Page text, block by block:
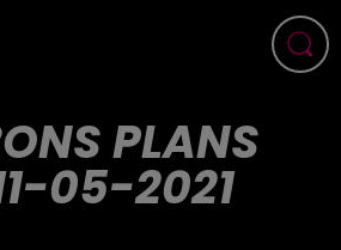
PLANS
05-2021